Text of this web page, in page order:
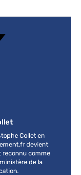
Collet en
devient
reconnu comme
de la